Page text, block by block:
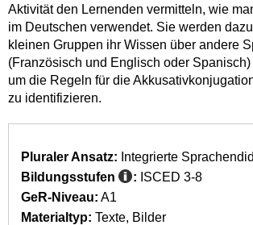
Aktivität den Lernenden vermitteln, wie
im Deutschen verwendet. Sie werden
kleinen Gruppen ihr Wissen über andere
(Französisch und Englisch oder
um die Regeln für die
zu identifizieren.
Pluraler Ansatz: Integrierte
Bildungsstufen
: ISCED 3-8
GeR-Niveau: A1
Materialtyp: Texte Bilder